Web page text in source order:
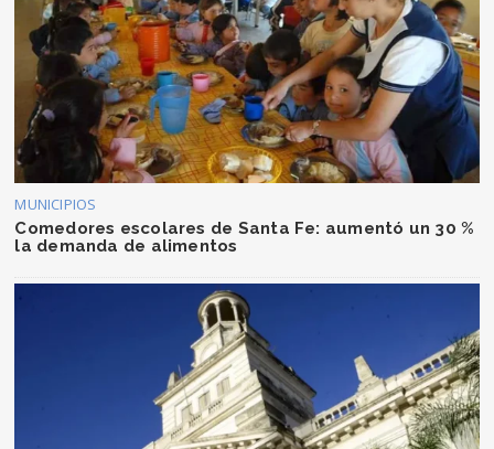
MUNICIPIOS
Comedores escolares de Santa Fe: aumentó un 30 %
la demanda de alimentos